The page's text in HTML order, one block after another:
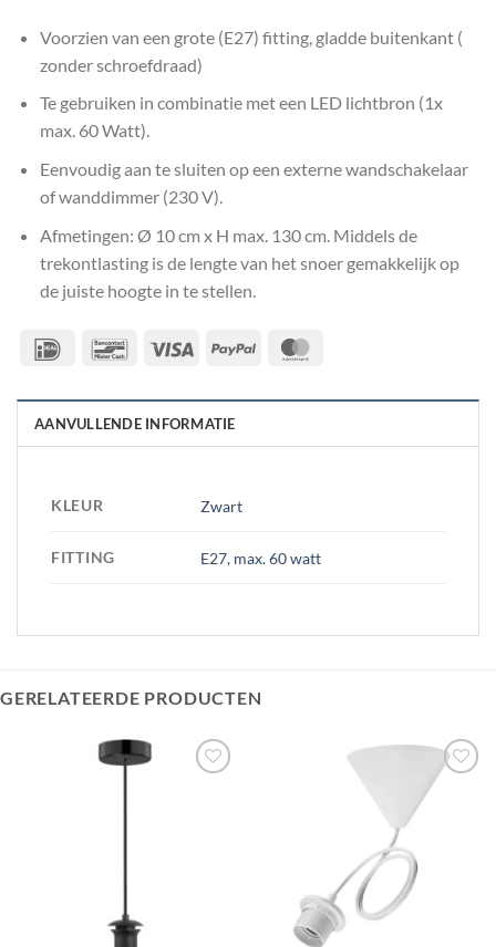
Voorzien van een grote (E27) fitting, gladde buitenkant (
zonder schroefdraad)
Te gebruiken in combinatie met een LED lichtbron (1x
max. 60 Watt).
Eenvoudig aan te sluiten op een externe wandschakelaar
of wanddimmer (230 V).
Afmetingen: Ø 10 cm x H max. 130 cm. Middels de
trekontlasting is de lengte van het snoer gemakkelijk op
de juiste hoogte in te stellen.
IDeal Bancontact
Visa PayPal
AANVULLENDE INFORMATIE
KLEUR Zwart
FITTING E27, max. 60 watt
GERELATEERDE PRODUCTEN
Toevoegen
verlanglijst